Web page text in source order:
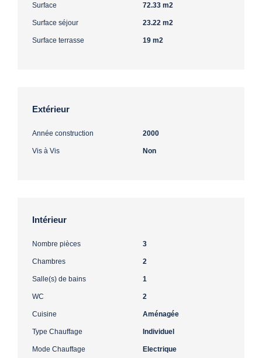
Surface 72.33 m2
Surface séjour 23.22 m2
Surface terrasse 19 m2
Extérieur
Année construction 2000
Vis à Vis Non
Intérieur
Nombre pièces 3
Chambres 2
Salle(s) de bains 1
WC 2
Cuisine Aménagée
Type Chauffage Individuel
Mode Chauffage Electrique